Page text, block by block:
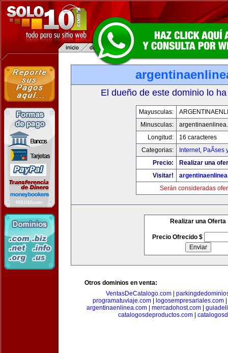
El dueño de este dominio lo
Mayusculas:
Minusculas:
Longitud:
16 caracteres
Categorias:
Internet, PaÃ­ses
Precio:
Realizar una
Visitar!
Serán consideradas
Realizar una Oferta
Precio Ofrecido $
Otros dominios en venta:
VentasDeCatalogo.com|
programatuviaje.com| logosempresariales.com|
argentinaenlinea.com| mercadohost.com|
catalogosdeproductos.com